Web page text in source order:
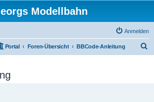
Modellbahn
Anmelden
Portal Foren-Übersicht BBCode-Anleitung